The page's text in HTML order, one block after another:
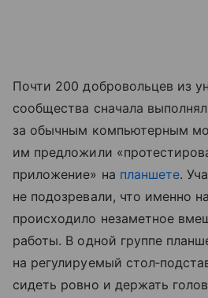
Почти 200 добровольцев из
сообщества сначала
за обычным компьютерным
им предложили
приложение» на планшете.
не подозревали, что именно
происходило незаметное
работы. В одной группе
на регулируемый
сидеть ровно и держать